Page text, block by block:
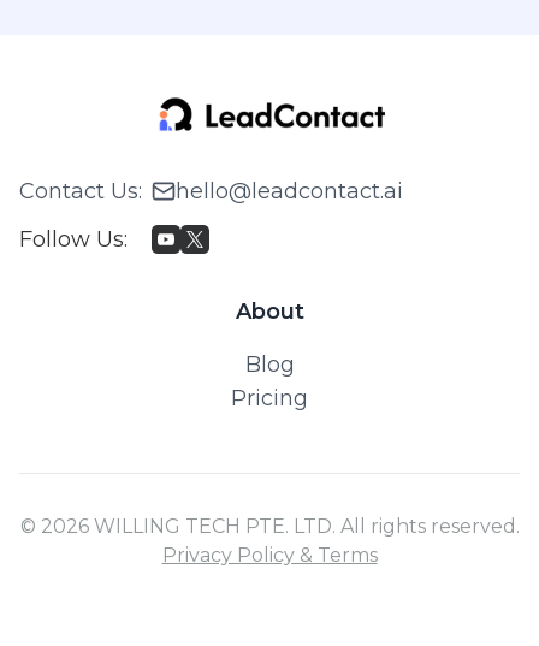
Contact Us:
hello@leadcontact.ai
Follow Us:
About
Blog
Pricing
© 2026 WILLING TECH PTE. LTD. All rights reserved.
Privacy Policy & Terms